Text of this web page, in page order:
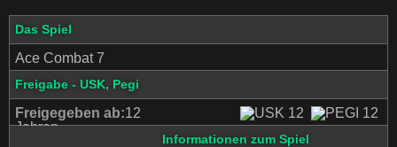
Das Spiel
Ace Combat 7
Freigabe - USK, Pegi
Freigegeben ab:12
Jahren
Informationen zum Spiel